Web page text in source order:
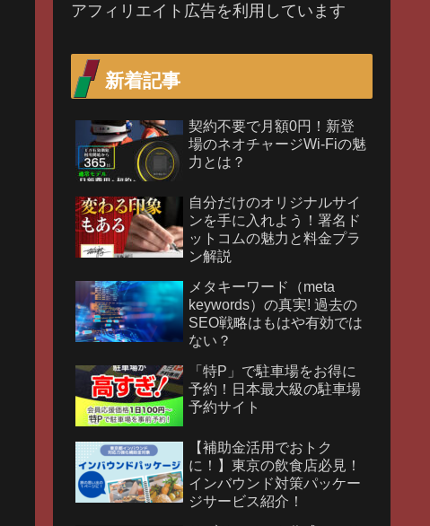
アフィリエイト広告を利用しています
新着記事
契約不要で月額0円！新登
場のネオチャージWi-Fiの魅
力とは？
自分だけのオリジナルサイ
ンを手に入れよう！署名ド
ットコムの魅力と料金プラ
ン解説
メタキーワード（meta
keywords）の真実! 過去の
SEO戦略はもはや有効では
ない？
「特P」で駐車場をお得に
予約！日本最大級の駐車場
予約サイト
【補助金活用でおトク
に！】東京の飲食店必見！
インバウンド対策パッケー
ジサービス紹介！